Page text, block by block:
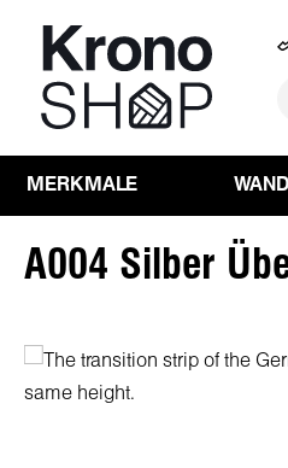
Zur
MERKMALE
A004 Silber
Bildergalerie überspringen